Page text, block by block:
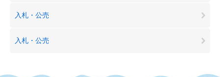
入札・公売
入札・公売